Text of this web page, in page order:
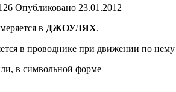
Опубликовано 23.01.2012
в ДЖОУЛЯХ.
в проводнике при движении по нему
в символьной форме